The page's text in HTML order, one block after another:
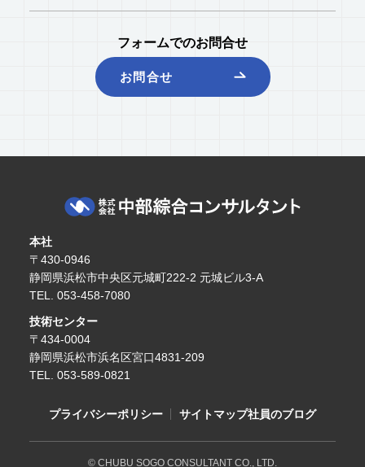
フォームでのお問合せ
お問合せ
本社
〒430-0946
静岡県浜松市中央区元城町222-2 元城ビル3-A
TEL. 053-458-7080
技術センター
〒434-0004
静岡県浜松市浜名区宮口4831-209
TEL. 053-589-0821
プライバシーポリシー サイトマップ社員のブログ
© CHUBU SOGO CONSULTANT CO., LTD.